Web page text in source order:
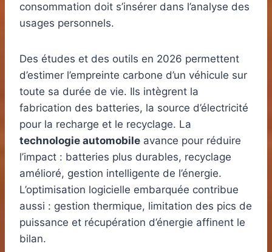
consommation doit s’insérer dans l’analyse des
usages personnels.
Des études et des outils en 2026 permettent
d’estimer l’empreinte carbone d’un véhicule sur
toute sa durée de vie. Ils intègrent la
fabrication des batteries, la source d’électricité
pour la recharge et le recyclage. La
technologie automobile avance pour réduire
l’impact : batteries plus durables, recyclage
amélioré, gestion intelligente de l’énergie.
L’optimisation logicielle embarquée contribue
aussi : gestion thermique, limitation des pics de
puissance et récupération d’énergie affinent le
bilan.